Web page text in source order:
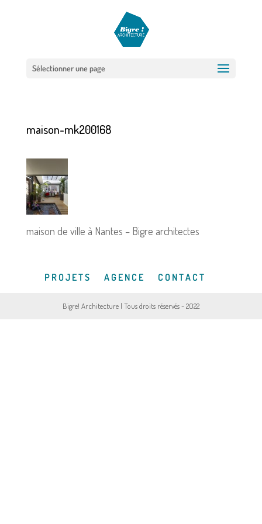
Sélectionner une page
maison-mk200168
maison de ville à Nantes – Bigre architectes
P R O J E T S A G E N C E C O N T A C T
Bigre! Architecture | Tous droits réservés - 2022